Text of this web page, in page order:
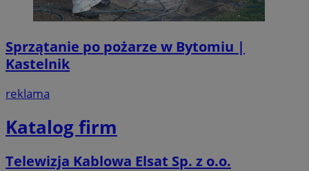
Sprzątanie po pożarze w Bytomiu |
Kastelnik
reklama
Katalog firm
Telewizja Kablowa Elsat Sp. z o.o.